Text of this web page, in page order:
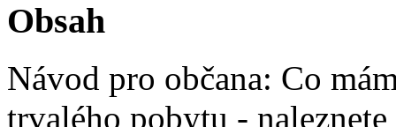
Obsah
Návod pro občana: Co
trvalého pobytu - naleznete